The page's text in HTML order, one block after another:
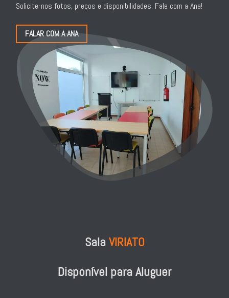
Solicite-nos fotos, preços e disponibilidades. Fale com a Ana!
FALAR COM A ANA
Sala VIRIATO
Disponível para Aluguer